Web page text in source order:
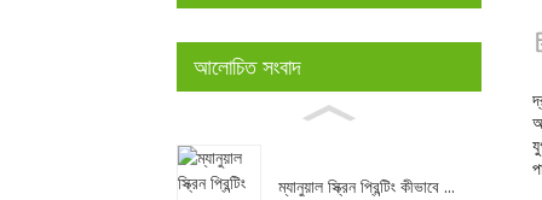
আলোচিত সংবাদ
ম্যানুয়াল স্ক্রিন প্রিন্টিং কীভাবে ...